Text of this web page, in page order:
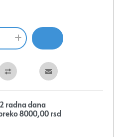
radna dana
8000,00 rsd